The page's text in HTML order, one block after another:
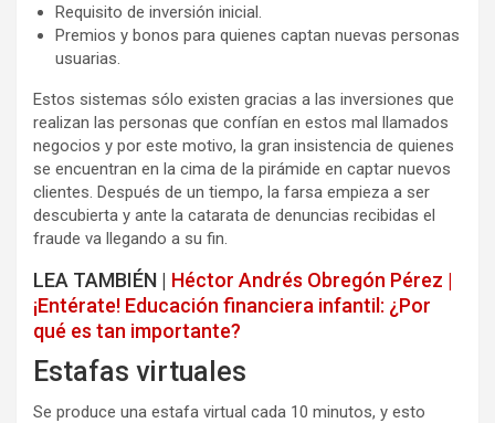
Requisito de inversión inicial.
Premios y bonos para quienes captan nuevas personas
usuarias.
Estos sistemas sólo existen gracias a las inversiones que
realizan las personas que confían en estos mal llamados
negocios y por este motivo, la gran insistencia de quienes
se encuentran en la cima de la pirámide en captar nuevos
clientes. Después de un tiempo, la farsa empieza a ser
descubierta y ante la catarata de denuncias recibidas el
fraude va llegando a su fin.
LEA TAMBIÉN | Héctor Andrés Obregón Pérez |
¡Entérate! Educación financiera infantil: ¿Por
qué es tan importante?
Estafas virtuales
Se produce una estafa virtual cada 10 minutos, y esto